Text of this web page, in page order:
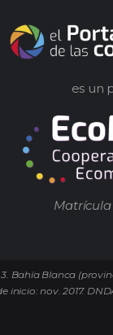
es un
Matrícula
Bahía Blanca
inicio: nov. 2017.